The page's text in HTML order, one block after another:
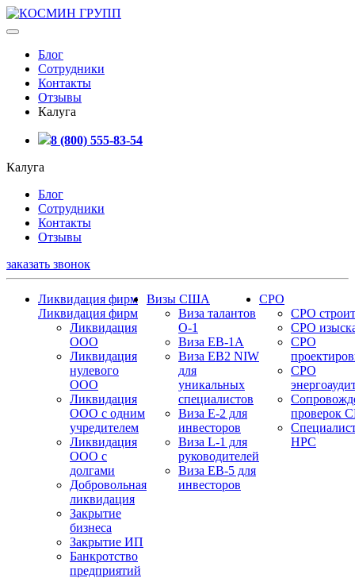
Блог
Сотрудники
Контакты
Отзывы
Калуга
8 (800) 555-83-54
Калуга
Блог
Сотрудники
Контакты
Отзывы
заказать звонок
Ликвидация фирм
Ликвидация фирм
Ликвидация
ООО
Ликвидация
нулевого
ООО
Ликвидация
ООО с одним
учредителем
Ликвидация
ООО с
долгами
Добровольная
ликвидация
Закрытие
бизнеса
Закрытие ИП
Банкротство
предприятий
Визы США
Виза талантов
О-1
Виза EB-1A
Виза EB2 NIW
для
уникальных
специалистов
Виза E-2 для
инвесторов
Виза L-1 для
руководителей
Виза EB-5 для
инвесторов
СРО
СРО
СРО
СРО
СРО
проверок
НРС